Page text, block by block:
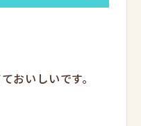
おいしいです。